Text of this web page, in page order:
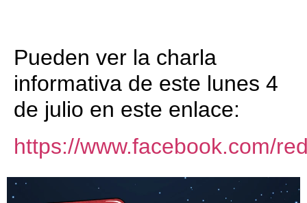
Pueden ver la charla
informativa de este lunes 4
de julio en este enlace:
https://www.facebook.com/